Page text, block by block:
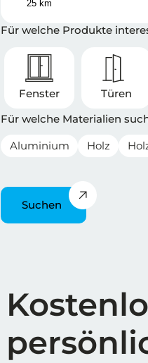
Für welche Produkte
Fenster
Türen
Für welche Materialien
Aluminium
Holz
Suchen
Überschrift